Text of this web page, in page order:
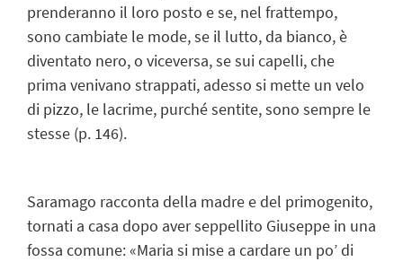
prenderanno il loro posto e se, nel frattempo,
sono cambiate le mode, se il lutto, da bianco, è
diventato nero, o viceversa, se sui capelli, che
prima venivano strappati, adesso si mette un velo
di pizzo, le lacrime, purché sentite, sono sempre le
stesse (p. 146).
Saramago racconta della madre e del primogenito,
tornati a casa dopo aver seppellito Giuseppe in una
fossa comune: «Maria si mise a cardare un po’ di